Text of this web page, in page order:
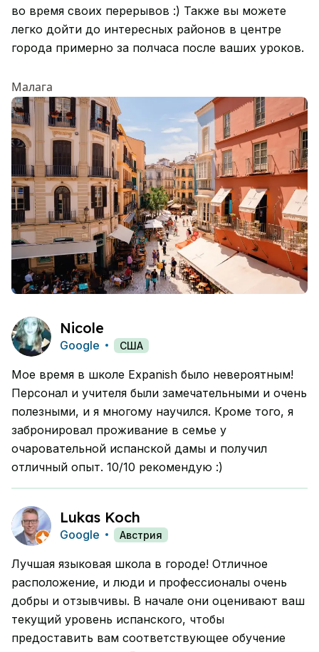
во время своих перерывов :) Также вы можете
легко дойти до интересных районов в центре
города примерно за полчаса после ваших уроков.
Малага
Nicole
Google США
Мое время в школе Expanish было невероятным!
Персонал и учителя были замечательными и очень
полезными, и я многому научился. Кроме того, я
забронировал проживание в семье у
очаровательной испанской дамы и получил
отличный опыт. 10/10 рекомендую :)
Lukas Koch
Google Австрия
Лучшая языковая школа в городе! Отличное
расположение, и люди и профессионалы очень
добры и отзывчивы. В начале они оценивают ваш
текущий уровень испанского, чтобы
предоставить вам соответствующее обучение